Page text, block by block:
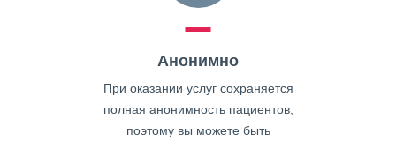
Анонимно
При оказании услуг сохраняется
полная анонимность пациентов,
поэтому вы можете быть